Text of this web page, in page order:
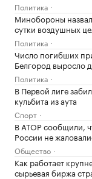
Политика
Минобороны
сутки воздушных
Политика
Число погибших
Белгород выросло
Политика
В Первой лиге
кульбита из аута
Спорт
В АТОР сообщили,
России не
Общество
Как работает
сырьевая биржа